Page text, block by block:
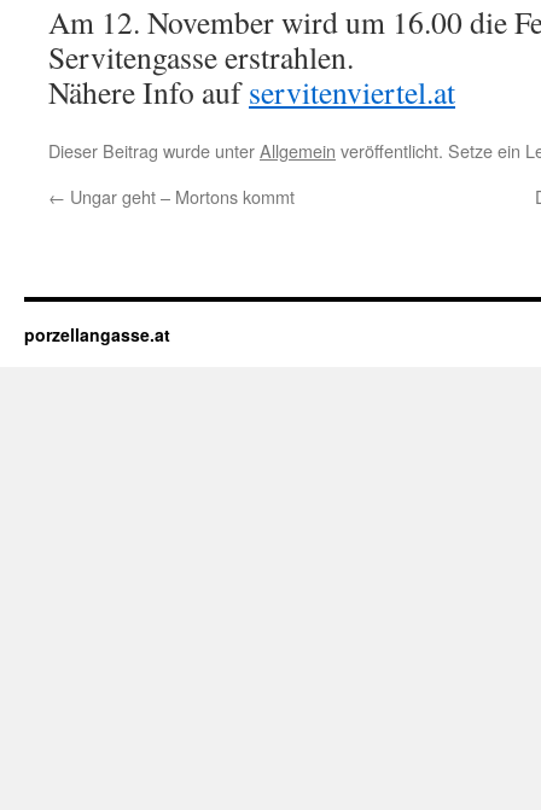
Am 12. November wird um 16.00 die
Servitengasse erstrahlen.
Nähere Info aufservitenviertel.at
Dieser Beitrag wurde unterAllgemein veröffentlicht. Setze ein
← Ungar geht – Mortons kommt
porzellangasse.at